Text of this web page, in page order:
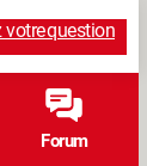
votrequestion
Forum